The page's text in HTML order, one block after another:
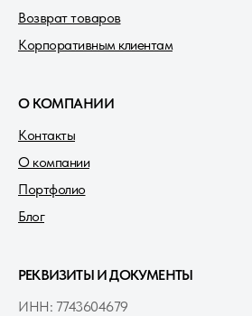
Возврат товаров
Корпоративным клиентам
ИНН: 7743604679
О КОМПАНИИ
Портфолио
Блог
О компании
Контакты
РЕКВИЗИТЫ И ДОКУМЕНТЫ